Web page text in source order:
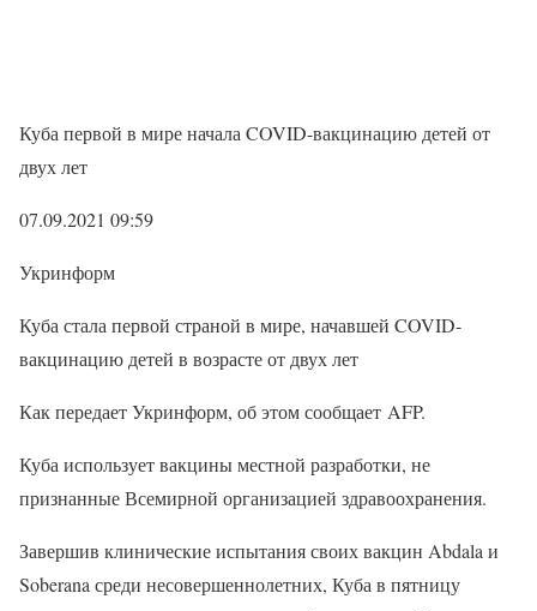
Куба первой в мире начала COVID-вакцинацию детей от
двух лет
07.09.2021 09:59
Укринформ
Куба стала первой страной в мире, начавшей COVID-
вакцинацию детей в возрасте от двух лет
Как передает Укринформ, об этом сообщает AFP.
Куба использует вакцины местной разработки, не
признанные Всемирной организацией здравоохранения.
Завершив клинические испытания своих вакцин Abdala и
Soberana среди несовершеннолетних, Куба в пятницу